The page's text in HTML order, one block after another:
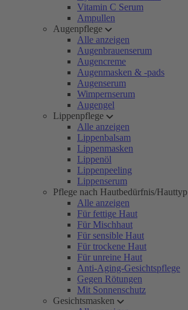
Vitamin C Serum
Ampullen
Augenpflege
Alle anzeigen
Augenbrauenserum
Augencreme
Augenmasken & -pads
Augenserum
Wimpernserum
Augengel
Lippenpflege
Alle anzeigen
Lippenbalsam
Lippenmasken
Lippenöl
Lippenpeeling
Lippenserum
Pflege nach Hautbedürfnis/Hauttyp
Alle anzeigen
Für fettige Haut
Für Mischhaut
Für sensible Haut
Für trockene Haut
Für unreine Haut
Anti-Aging-Gesichtspflege
Gegen Rötungen
Mit Sonnenschutz
Gesichtsmasken